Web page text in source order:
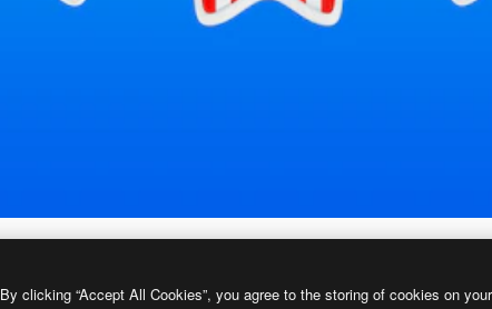
By clicking “Accept All Cookies”, you agree to the storing of cookies on